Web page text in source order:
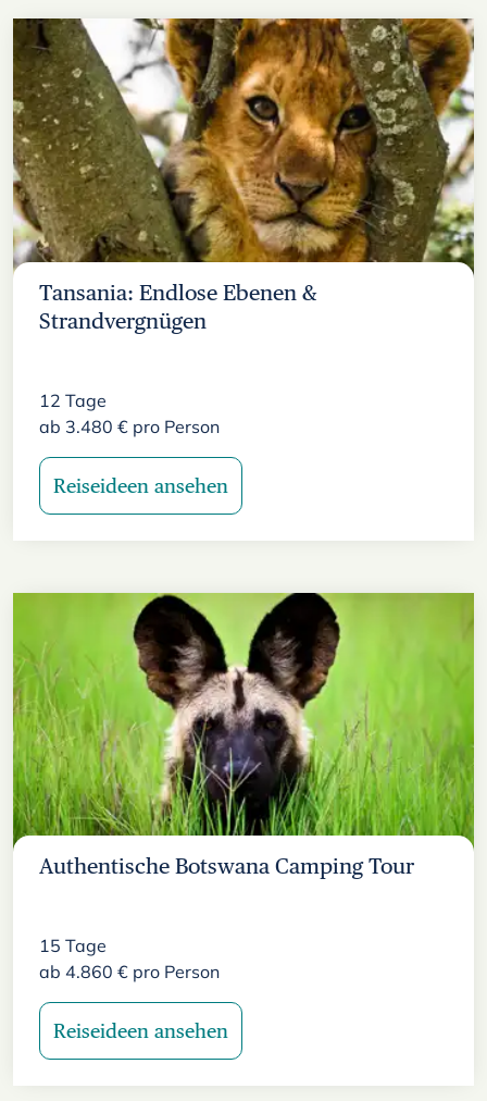
Tansania: Endlose Ebenen &
Strandvergnügen
12 Tage
ab 3.480 € pro Person
Reiseideen ansehen
Authentische Botswana Camping Tour
15 Tage
ab 4.860 € pro Person
Reiseideen ansehen